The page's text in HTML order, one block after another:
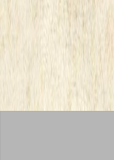
SKIP TO CONTENT